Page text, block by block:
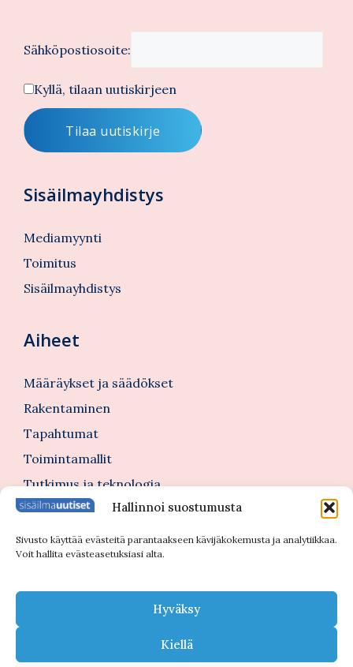
Hallinnoi suostumusta
Sivusto käyttää evästeitä parantaakseen kävijäkokemusta ja analytiikkaa.
Voit hallita evästeasetuksiasi alta.
Hyväksy
Kiellä
Sähköpostiosoite:
Kyllä, tilaan uutiskirjeen
Sisäilmayhdistys
Mediamyynti
Toimitus
Sisäilmayhdistys
Aiheet
Määräykset ja säädökset
Rakentaminen
Tapahtumat
Toimintamallit
Tutkimus ja teknologia
Tutustu myös